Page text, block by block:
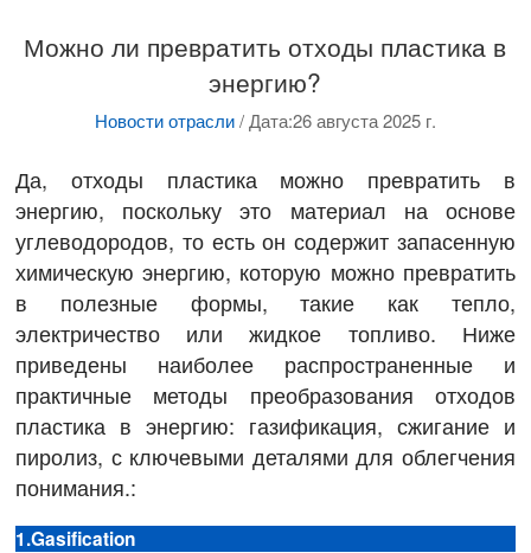
Можно ли превратить отходы пластика в
энергию?
Новости отрасли/Дата:26 августа 2025 г.
Да, отходы пластика можно превратить в
энергию, поскольку это материал на основе
углеводородов, то есть он содержит запасенную
химическую энергию, которую можно превратить
в полезные формы, такие как тепло,
электричество или жидкое топливо. Ниже
приведены наиболее распространенные и
практичные методы преобразования отходов
пластика в энергию: газификация, сжигание и
пиролиз, с ключевыми деталями для облегчения
понимания.:
1.Gasification